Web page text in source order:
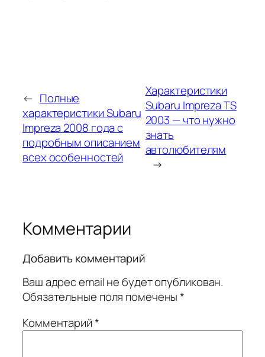
← Полные
характеристики Subaru
Impreza 2008 года с
подробным описанием
всех особенностей
Характеристики
Subaru Impreza TS
2003 — что нужно
знать
автолюбителям
→
Комментарии
Добавить комментарий
Ваш адрес email не будет опубликован.
Обязательные поля помечены*
Комментарий*